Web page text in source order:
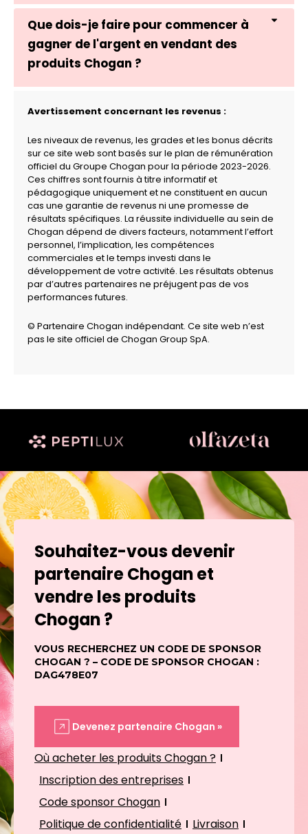
Que dois-je faire pour commencer à
gagner de l'argent en vendant des
produits Chogan ?
Avertissement concernant les revenus :
Les niveaux de revenus, les grades et les bonus décrits
sur ce site web sont basés sur le plan de rémunération
officiel du Groupe Chogan pour la période 2023-2026.
Ces chiffres sont fournis à titre informatif et
pédagogique uniquement et ne constituent en aucun
cas une garantie de revenus ni une promesse de
résultats spécifiques. La réussite individuelle au sein de
Chogan dépend de divers facteurs, notamment l’effort
personnel, l’implication, les compétences
commerciales et le temps investi dans le
développement de votre activité. Les résultats obtenus
par d’autres partenaires ne préjugent pas de vos
performances futures.
© Partenaire Chogan indépendant. Ce site web n’est
pas le site officiel de Chogan Group SpA.
Souhaitez-vous devenir
partenaire Chogan et
vendre les produits
Chogan ?
VOUS RECHERCHEZ UN CODE DE SPONSOR
CHOGAN ? – CODE DE SPONSOR CHOGAN :
DAG478E07
Devenez partenaire Chogan »
Où acheter les produits Chogan ?
Inscription des entreprises
Code sponsor Chogan
Politique de confidentialité
Livraison